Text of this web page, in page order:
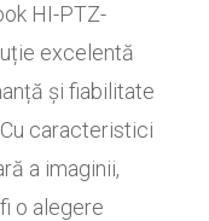
HI-PTZ-
excelentă
și fiabilitate
caracteristici
a imaginii,
o alegere